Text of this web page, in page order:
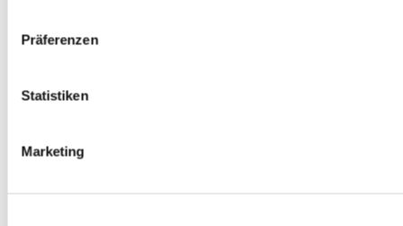
Präferenzen
Statistiken
Marketing
Warenkorb ansehen
Die Entführung To-Go
inkl. 19 % MwSt.